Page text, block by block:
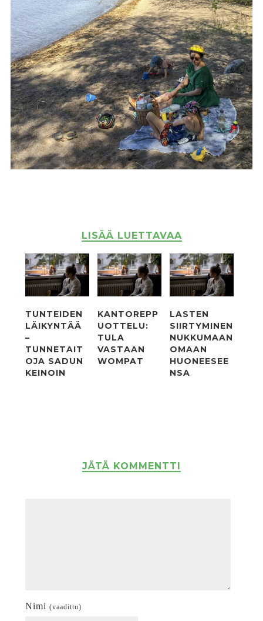
LISÄÄ LUETTAVAA
TUNTEIDEN
LÄIKYNTÄÄ
–
TUNNETAIT
OJA SADUN
KEINOIN
KANTOREPP
UOTTELU:
TULA
VASTAAN
WOMPAT
LASTEN
SIIRTYMINEN
NUKKUMAAN
OMAAN
HUONEESEE
NSA
JÄTÄ KOMMENTTI
Nimi (vaadittu)